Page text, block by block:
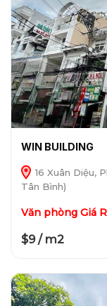
WIN BUILDING
16 Xuân Diệu,
Tân Bình)
Văn phòng Giá
$9 / m2